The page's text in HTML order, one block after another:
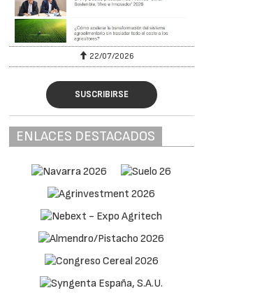
22/07/2026
SUSCRIBIRSE
ENLACES DESTACADOS